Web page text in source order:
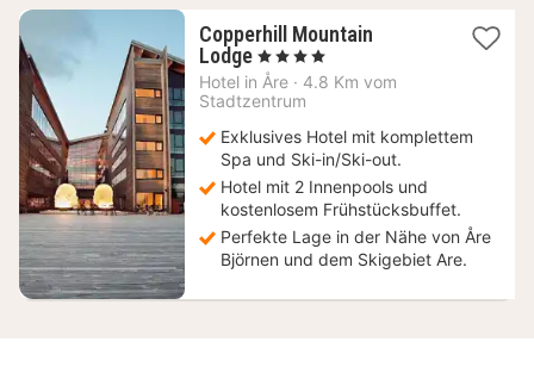
Copperhill Mountain
Lodge 1
Nacht
ab
€
, 4 Sterne
Hotel in Åre · 4.8 Km vom
Stadtzentrum
Exklusives Hotel mit komplettem
Spa und Ski-in/Ski-out.
Hotel mit 2 Innenpools und
kostenlosem Frühstücksbuffet.
Perfekte Lage in der Nähe von Åre
Björnen und dem Skigebiet Are.